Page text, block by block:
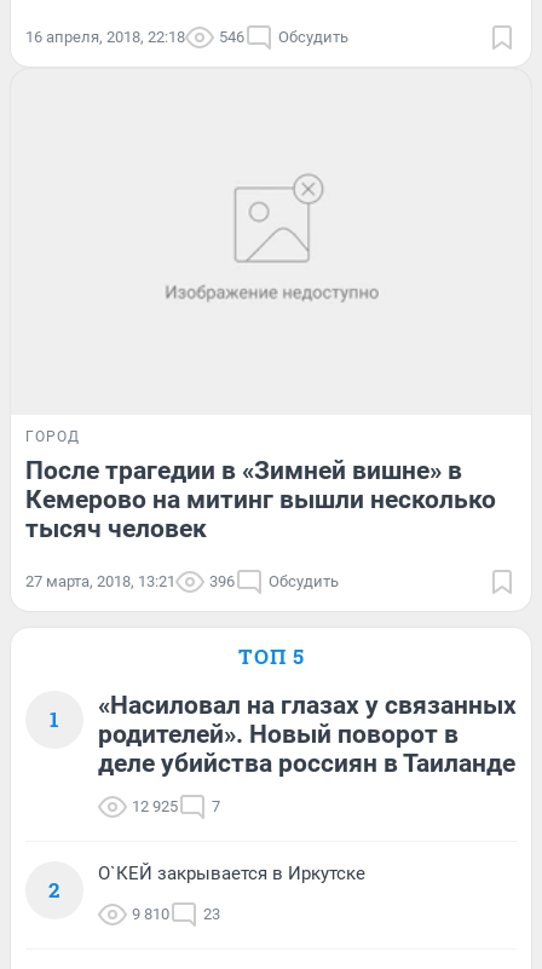
16 апреля, 2018, 22:18 546 Обсудить
ГОРОД
После трагедии в «Зимней вишне» в
Кемерово на митинг вышли несколько
тысяч человек
27 марта, 2018, 13:21 396 Обсудить
ТОП 5
1
«Насиловал на глазах у связанных
родителей». Новый поворот в
деле убийства россиян в Таиланде
12 925 7
2
О`КЕЙ закрывается в Иркутске
9 810 23